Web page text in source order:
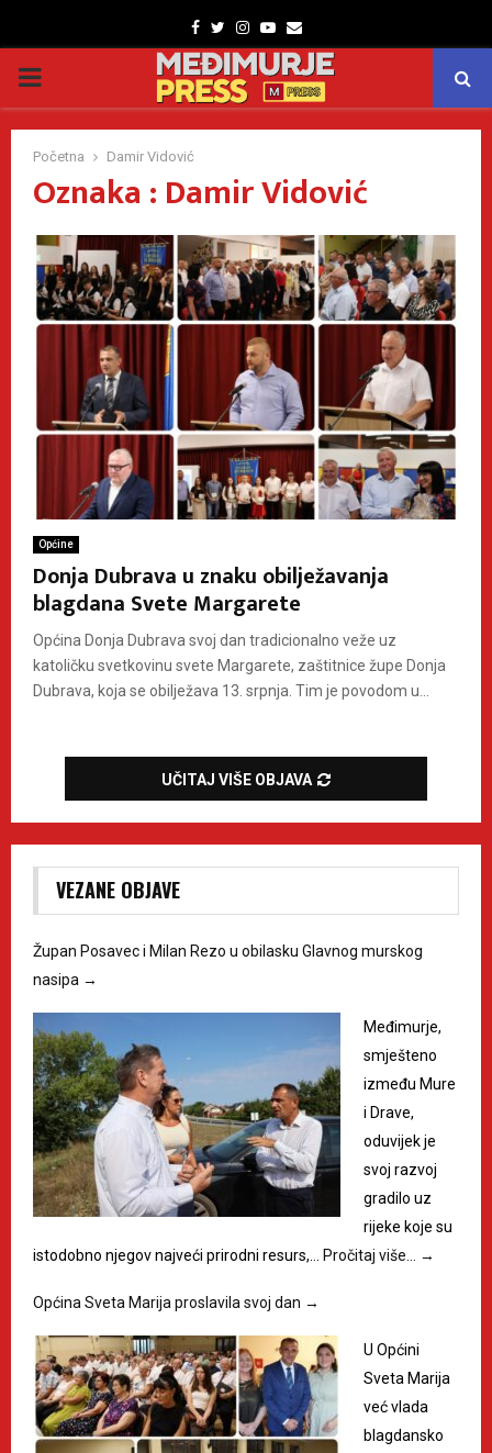
Facebook
TwitterInstagram
Youtube
Email
PRIMARY
MENU
Početna Damir Vidović
Oznaka : Damir Vidović
Općine
Donja Dubrava u znaku obilježavanja
blagdana Svete Margarete
Općina Donja Dubrava svoj dan tradicionalno veže uz
katoličku svetkovinu svete Margarete, zaštitnice župe Donja
Dubrava, koja se obilježava 13. srpnja. Tim je povodom u...
UČITAJ VIŠE OBJAVA
VEZANE OBJAVE
Župan Posavec i Milan Rezo u obilasku Glavnog murskog
nasipa →
Međimurje,
smješteno
između Mure
i Drave,
oduvijek je
svoj razvoj
gradilo uz
rijeke koje su
istodobno njegov najveći prirodni resurs,…
Pročitaj više… →
Općina Sveta Marija proslavila svoj dan →
U Općini
Sveta Marija
već vlada
blagdansko